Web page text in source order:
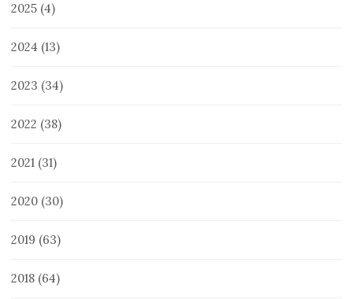
2025 (4)
2024 (13)
2023 (34)
2022 (38)
2021 (31)
2020 (30)
2019 (63)
2018 (64)